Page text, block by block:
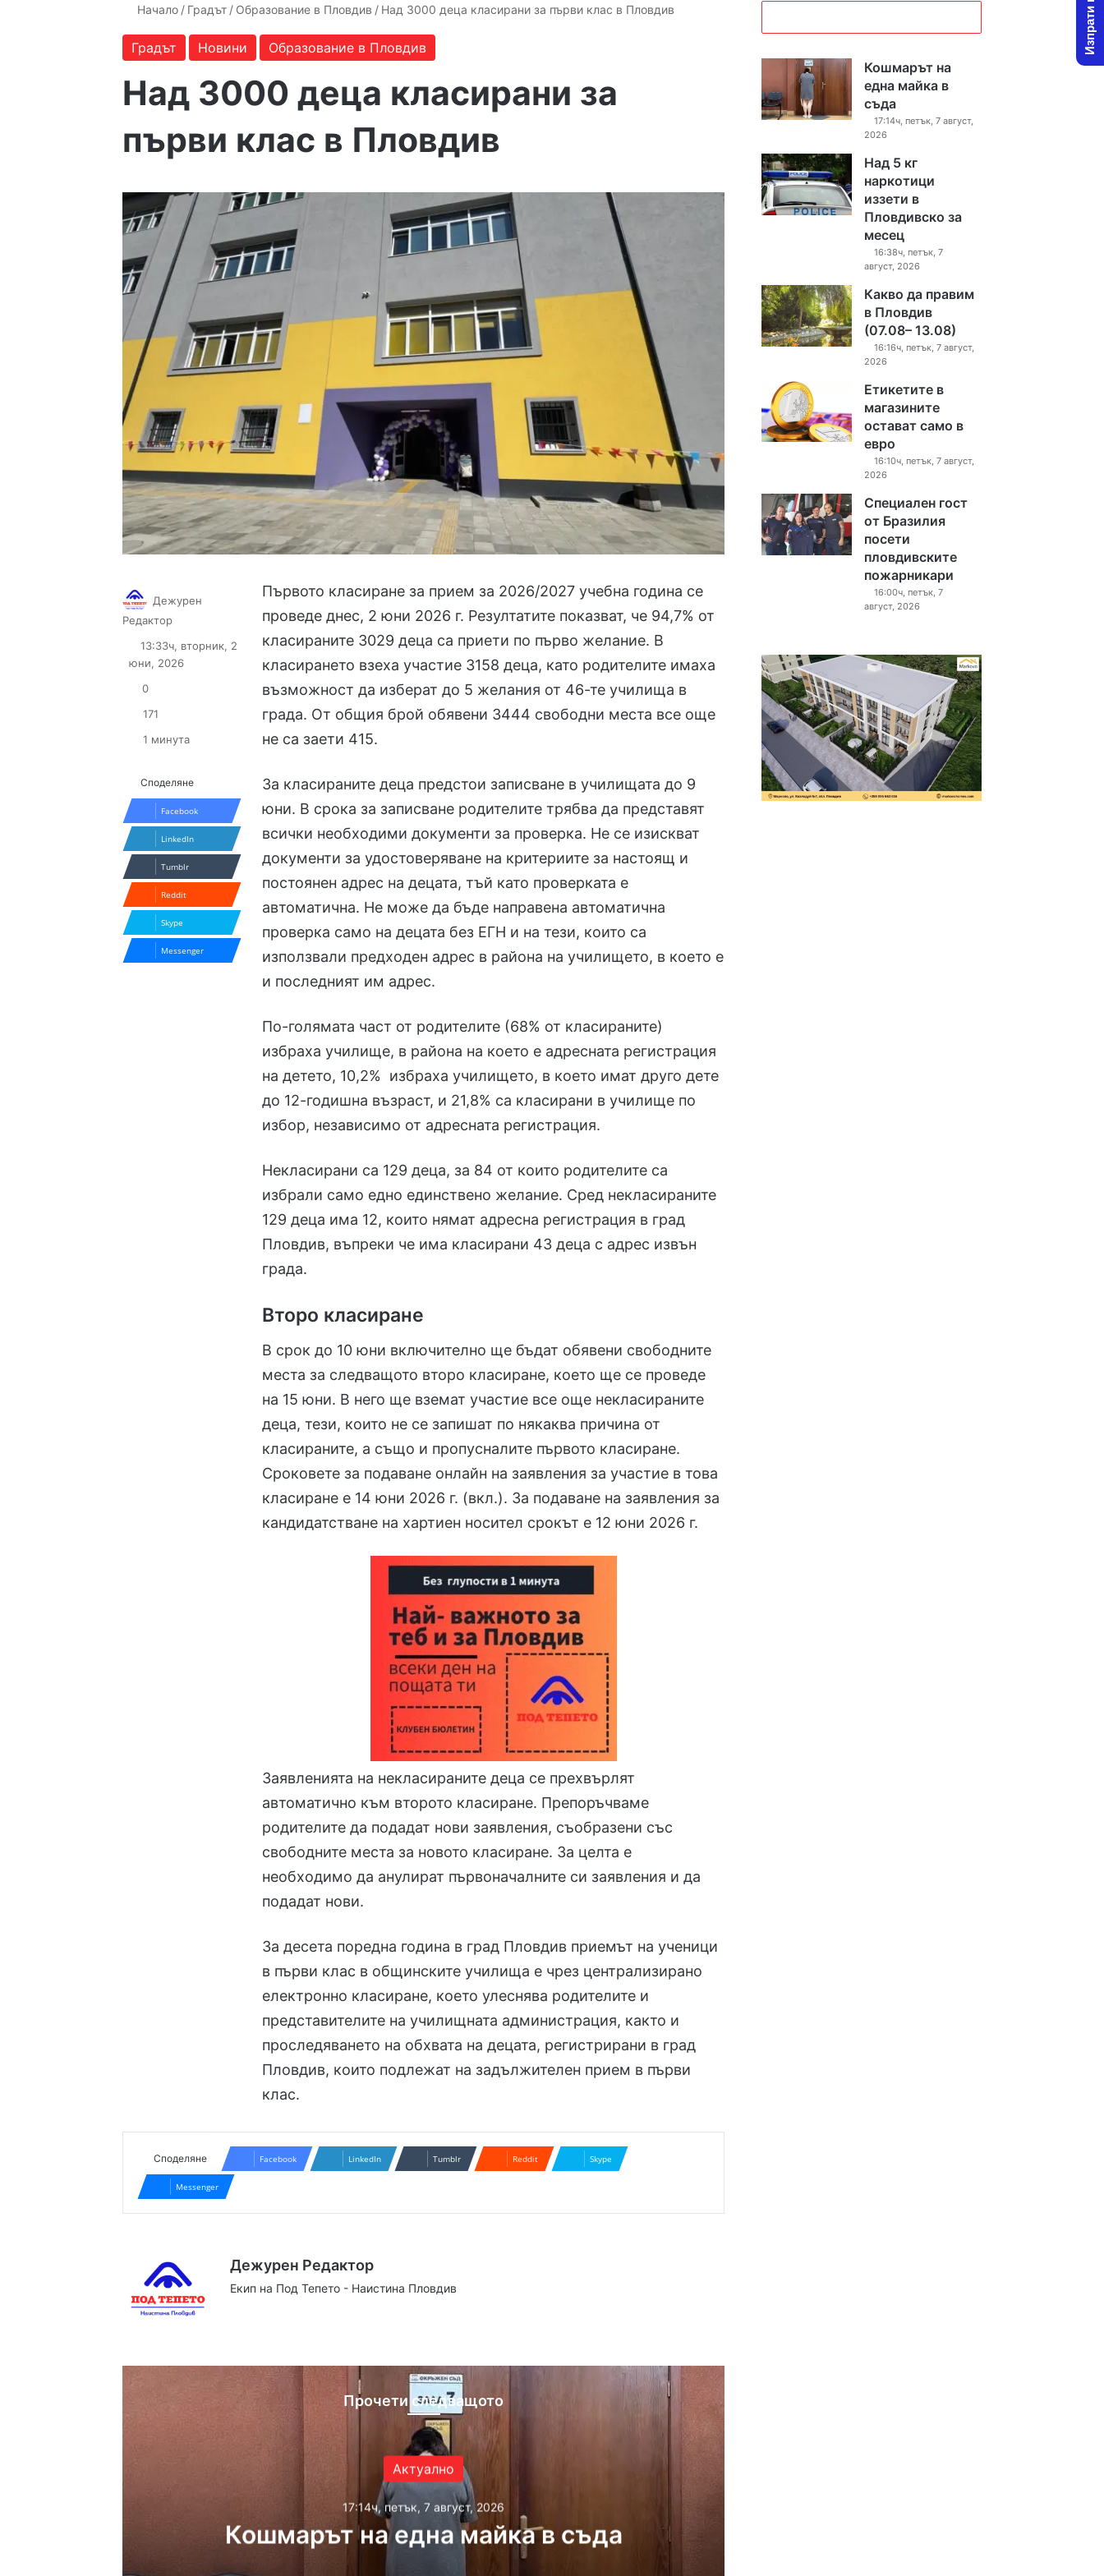
Начало / Градът / Образование в Пловдив / Над 3000 деца класирани за първи клас в Пловдив
Градът Новини Образование в Пловдив
Над 3000 деца класирани за
първи клас в Пловдив
Първото класиране за прием за 2026/2027 учебна година се
проведе днес, 2 юни 2026 г. Резултатите показват, че 94,7% от
класираните 3029 деца са приети по първо желание. В
класирането взеха участие 3158 деца, като родителите имаха
възможност да изберат до 5 желания от 46-те училища в
града. От общия брой обявени 3444 свободни места все още
не са заети 415.
За класираните деца предстои записване в училищата до 9
юни. В срока за записване родителите трябва да представят
всички необходими документи за проверка. Не се изискват
документи за удостоверяване на критериите за настоящ и
постоянен адрес на децата, тъй като проверката е
автоматична. Не може да бъде направена автоматична
проверка само на децата без ЕГН и на тези, които са
използвали предходен адрес в района на училището, в което е
и последният им адрес.
По-голямата част от родителите (68% от класираните)
избраха училище, в района на което е адресната регистрация
на детето, 10,2% избраха училището, в което имат друго дете
до 12-годишна възраст, и 21,8% са класирани в училище по
избор, независимо от адресната регистрация.
Некласирани са 129 деца, за 84 от които родителите са
избрали само едно единствено желание. Сред некласираните
129 деца има 12, които нямат адресна регистрация в град
Пловдив, въпреки че има класирани 43 деца с адрес извън
града.
Второ класиране
В срок до 10 юни включително ще бъдат обявени свободните
места за следващото второ класиране, което ще се проведе
на 15 юни. В него ще вземат участие все още некласираните
деца, тези, които не се запишат по някаква причина от
класираните, а също и пропусналите първото класиране.
Сроковете за подаване онлайн на заявления за участие в това
класиране е 14 юни 2026 г. (вкл.). За подаване на заявления за
кандидатстване на хартиен носител срокът е 12 юни 2026 г.
Заявленията на некласираните деца се прехвърлят
автоматично към второто класиране. Препоръчваме
родителите да подадат нови заявления, съобразени със
свободните места за новото класиране. За целта е
необходимо да анулират първоначалните си заявления и да
подадат нови.
За десета поредна година в град Пловдив приемът на ученици
в първи клас в общинските училища е чрез централизирано
електронно класиране, което улеснява родителите и
представителите на училищната администрация, както и
проследяването на обхвата на децата, регистрирани в град
Пловдив, които подлежат на задължителен прием в първи
клас.
Дежурен
Редактор
X email
13:33ч, вторник, 2
юни, 2026
0
171
1 минута
Споделяне
Facebook
LinkedIn
Tumblr
Reddit
Skype
Messenger
Споделяне Facebook LinkedIn Tumblr Reddit Skype
Messenger
Дежурен Редактор
Екип на Под Тепето - Наистина Пловдив
Прочети следващото
Актуално
17:14ч, петък, 7 август, 2026
Кошмарът на една майка в съда
Кошмарът на
една майка в
съда
17:14ч, петък, 7 август,
2026
Над 5 кг
наркотици
иззети в
Пловдивско за
месец
16:38ч, петък, 7
август, 2026
Какво да правим
в Пловдив
(07.08– 13.08)
16:16ч, петък, 7 август,
2026
Етикетите в
магазините
остават само в
евро
16:10ч, петък, 7 август,
2026
Специален гост
от Бразилия
посети
пловдивските
пожарникари
16:00ч, петък, 7
август, 2026